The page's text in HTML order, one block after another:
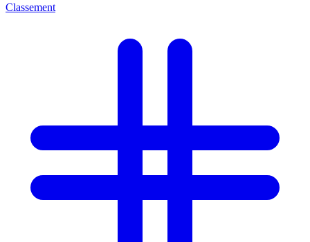
Classement